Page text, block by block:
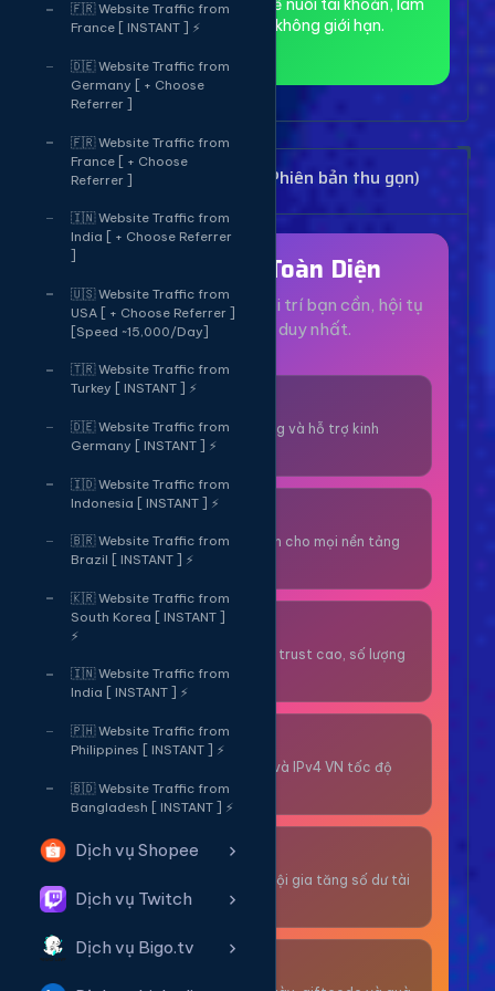
🇫🇷 Website Traffic from
France [ INSTANT ] ⚡
🇩🇪 Website Traffic from
Germany [ + Choose
Referrer ]
🇫🇷 Website Traffic from
France [ + Choose
Referrer ]
🇮🇳 Website Traffic from
India [ + Choose Referrer
🇺🇸 Website Traffic from
USA [ + Choose Referrer ]
[Speed ~15,000/Day]
🇹🇷 Website Traffic from
Turkey [ INSTANT ] ⚡
🇩🇪 Website Traffic from
Germany [ INSTANT ] ⚡
🇮🇩 Website Traffic from
Indonesia [ INSTANT ] ⚡
🇧🇷 Website Traffic from
Brazil [ INSTANT ] ⚡
🇰🇷 Website Traffic from
South Korea [ INSTANT ]
⚡
🇮🇳 Website Traffic from
India [ INSTANT ] ⚡
🇵🇭 Website Traffic from
Philippines [ INSTANT ] ⚡
🇧🇩 Website Traffic from
Bangladesh [ INSTANT ] ⚡
Dịch vụ Shopee
Dịch vụ Twitch
Dịch vụ Bigo.tv
toàn và ẩn danh, phù hợp để nuôi tài khoản, làm
MMO và truy cập web không giới hạn.
Bảng Dịch Vụ Mạng Xã Hội (Phiên bản thu gọn)
Hệ Sinh Thái Toàn Diện
Mọi dịch vụ, tiện ích và giải trí bạn cần, hội tụ
tại một nền tảng duy nhất.
1000+ Dịch Vụ
Công cụ tăng trưởng và hỗ trợ kinh
doanh online.
Thuê OTP SĐT
Nhận code xác minh cho mọi nền tảng
tức thì.
OTP/Mua Gmail
Tài khoản gmail cổ, trust cao, số lượng
lớn.
Thuê Proxy
Proxy dân cư xoay và IPv4 VN tốc độ
cao.
Giải Trí
Thư giãn và có cơ hội gia tăng số dư tài
khoản.